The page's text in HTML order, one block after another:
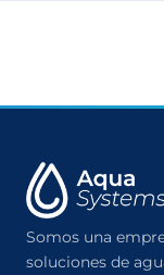
Somos una
soluciones de